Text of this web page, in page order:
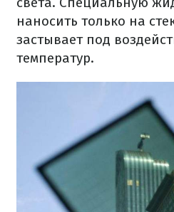
наносить только на
застывает под
температур.